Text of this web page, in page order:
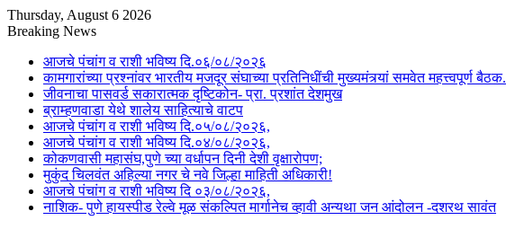
Thursday, August 6 2026
Breaking News
आजचे पंचांग व राशी भविष्य दि.०६/०८/२०२६
कामगारांच्या प्रश्नांवर भारतीय मजदूर संघाच्या प्रतिनिधींची मुख्यमंत्र्यां समवेत महत्त्वपूर्ण बैठक.
जीवनाचा पासवर्ड सकारात्मक दृष्टिकोन- प्रा. प्रशांत देशमुख
ब्राम्हणवाडा येथे शालेय साहित्याचे वाटप
आजचे पंचांग व राशी भविष्य दि.०५/०८/२०२६,
आजचे पंचांग व राशी भविष्य दि.०४/०८/२०२६,
कोकणवासी महासंघ,पुणे च्या वर्धापन दिनी देशी वृक्षारोपण;
मुकुंद चिलवंत अहिल्या नगर चे नवे जिल्हा माहिती अधिकारी!
आजचे पंचांग व राशी भविष्य दि ०३/०८/२०२६,
नाशिक- पुणे हायस्पीड रेल्वे मूळ संकल्पित मार्गानेच व्हावी अन्यथा जन आंदोलन -दशरथ सावंत